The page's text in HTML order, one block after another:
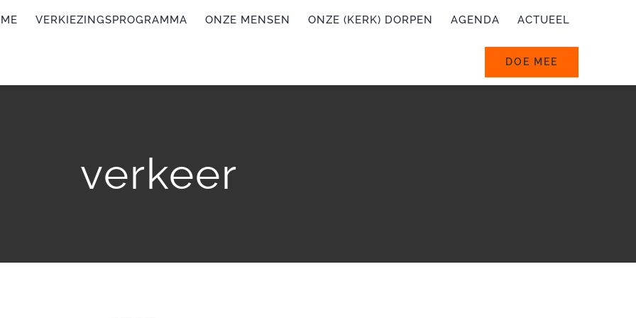
VERKIEZINGSPROGRAMMA ONZE MENSEN ONZE (KERK) DORPEN AGENDA ACTUEEL
DOE MEE
verkeer